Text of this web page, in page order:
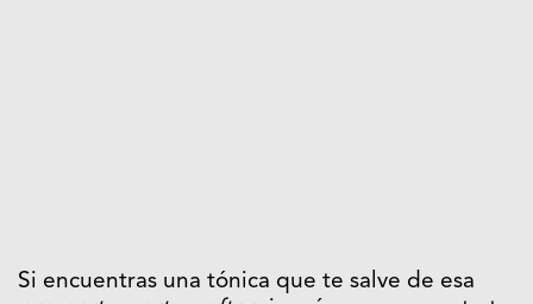
Si encuentras una tónica que te salve de esa